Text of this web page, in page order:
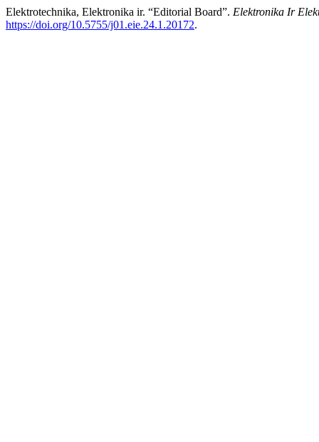
Elektrotechnika, Elektronika ir. “Editorial Board”. Elektronika Ir
https://doi.org/10.5755/j01.eie.24.1.20172.